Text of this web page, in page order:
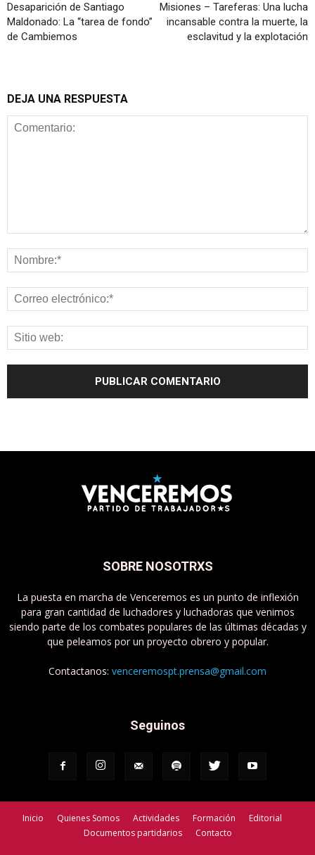
Desaparición de Santiago
Maldonado: La “tarea de fondo”
de Cambiemos
Misiones – Tareferas: Una lucha
incansable contra la muerte, la
esclavitud y la explotación
DEJA UNA RESPUESTA
SOBRE NOSOTRXS
La puesta en marcha de Venceremos es un punto de inflexión
para gran cantidad de luchadores y luchadoras que venimos
siendo parte de los combates populares de las últimas décadas y
que peleamos por un proyecto obrero y popular.
Contactanos: venceremospt.prensa@gmail.com
Seguinos
Inicio Quienes Somos Actividades Formación
Editorial
Documentos partidarios
Contacto